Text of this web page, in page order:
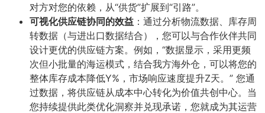
对方对您的依赖，从“供货”扩展到“引路”。
可视化供应链协同的效益 ​：通过分析物流数据、库存周
转数据（与进出口数据结合），您可以与合作伙伴共同
设计更优的供应链方案。例如，“数据显示，采用更频
次但小批量的海运模式，结合我方海外仓，可以将您的
整体库存成本降低Y%，市场响应速度提升Z天。” 您通
过数据，将供应链从成本中心转化为价值共创中心。当
您持续提供此类优化洞察并兑现承诺，您就成为其运营